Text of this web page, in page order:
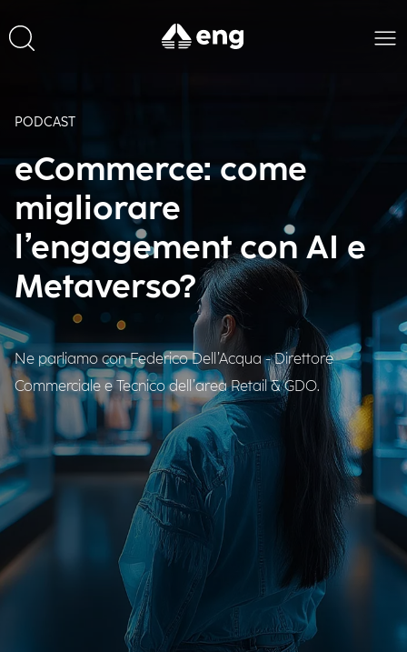
PODCAST
eCommerce: come
migliorare
l’engagement con AI e
Metaverso?
Ne parliamo con Federico Dell’Acqua - Direttore
Commerciale e Tecnico dell’area Retail & GDO.